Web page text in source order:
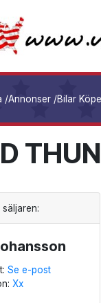
/Annonser /Bilar
säljaren:
Se e-post
Xx